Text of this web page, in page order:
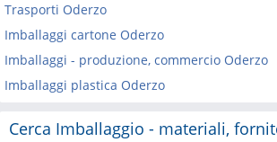
Trasporti Oderzo
Imballaggi cartone Oderzo
Imballaggi - produzione, commercio Oderzo
Imballaggi plastica Oderzo
Cerca Imballaggio - materiali,